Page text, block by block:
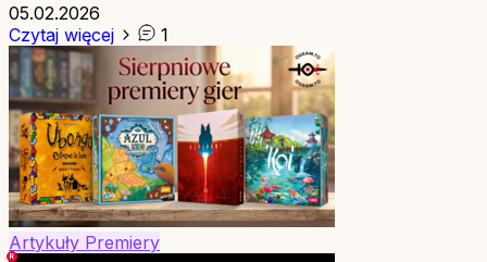
05.02.2026
Czytaj więcej
1
Artykuły Premiery